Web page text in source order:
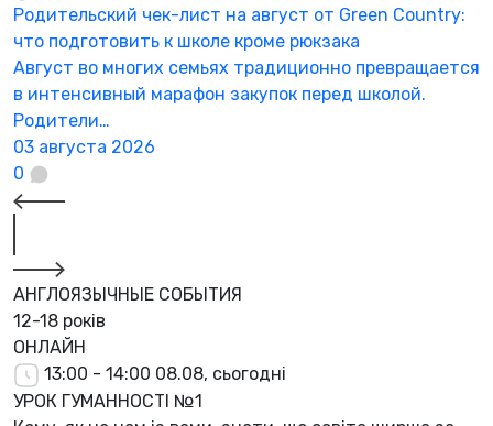
Родительский чек-лист на август от Green Country:
что подготовить к школе кроме рюкзака
Август во многих семьях традиционно превращается
в интенсивный марафон закупок перед школой.
Родители…
03 августа 2026
0
АНГЛОЯЗЫЧНЫЕ СОБЫТИЯ
12-18 років
ОНЛАЙН
13:00 - 14:00 08.08, сьогодні
УРОК ГУМАННОСТІ №1